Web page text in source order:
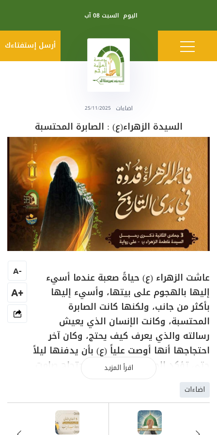
اليوم السبت 08 آب
أرسل إستفتاءك
اضاءات 25/11/2025
السيدة الزهراء(ع) : الصابرة المحتسبة
عاشت الزهراء (ع) حياةً صعبة عندما أسيء
إليها بالهجوم على بيتها، وأسيء إليها
بأكثر من جانب، ولكنها كانت الصابرة
المحتسبة، وكانت الإنسان الذي يعيش
رسالته والذي يعرف كيف يحتج، وكان آخر
احتجاجها أنها أوصت علياً (ع) بأن يدفنها ليلاً
حتى تؤكد الحق في ذلك، في احتجاج صامت
بالموت كما هو الاحتجاج الناطق بالحياة.
وهكذا استطاعت الزهراء (ع) مع عليّ (ع) أن
تنشئ لنا حسناً وحسيناً، هذان العظيمان
اقرأ المزيد
-
A
+A
اضاءات